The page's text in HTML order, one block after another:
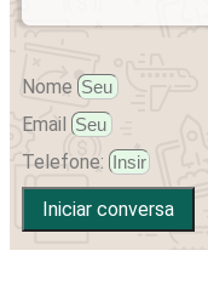
Nome
Email
Telefone:
Iniciar conversa